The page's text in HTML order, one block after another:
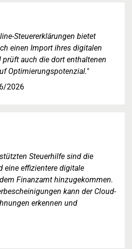
Steuererklärungen bietet
einen Import ihres digitalen
prüft auch die dort enthaltenen
Optimierungspotenzial."
2026
Steuerhilfe sind die
eine effizientere digitale
Finanzamt hinzugekommen.
kann der Cloud-
erkennen und